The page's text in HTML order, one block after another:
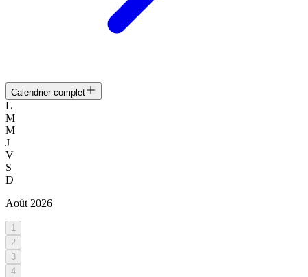
Calendrier complet
L
M
M
J
V
S
D
Août 2026
1
2
3
4